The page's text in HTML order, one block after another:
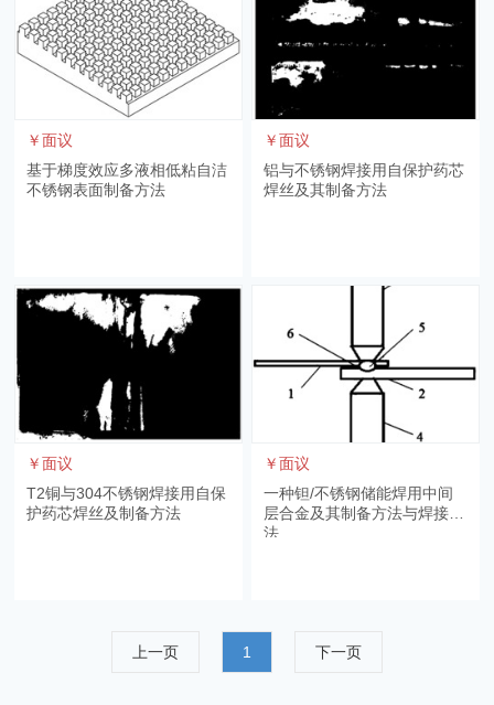
￥面议
基于梯度效应多液相低粘自洁
不锈钢表面制备方法
￥面议
铝与不锈钢焊接用自保护药芯
焊丝及其制备方法
￥面议
T2铜与304不锈钢焊接用自保
护药芯焊丝及制备方法
￥面议
一种钽/不锈钢储能焊用中间
层合金及其制备方法与焊接方
法
上一页 1 下一页